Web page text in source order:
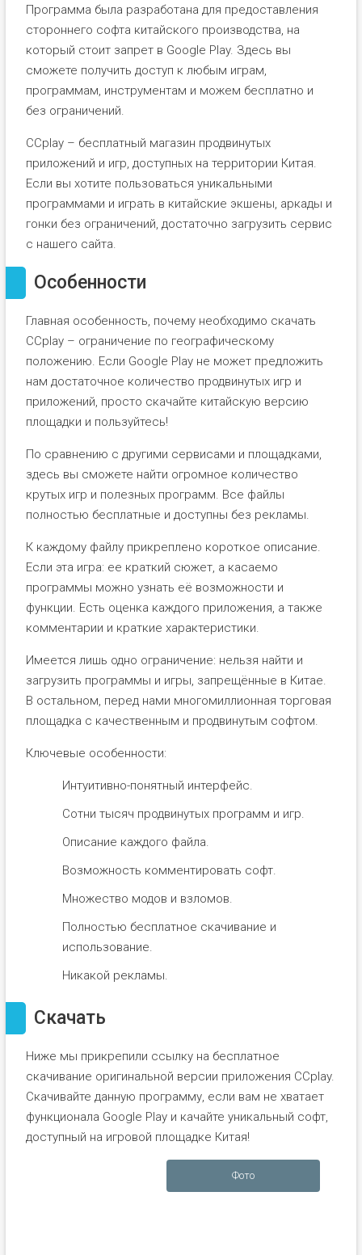
Программа была разработана для предоставления
стороннего софта китайского производства, на
который стоит запрет в Google Play. Здесь вы
сможете получить доступ к любым играм,
программам, инструментам и можем бесплатно и
без ограничений.
CCplay – бесплатный магазин продвинутых
приложений и игр, доступных на территории Китая.
Если вы хотите пользоваться уникальными
программами и играть в китайские экшены, аркады и
гонки без ограничений, достаточно загрузить сервис
с нашего сайта.
Особенности
Главная особенность, почему необходимо скачать
CCplay – ограничение по географическому
положению. Если Google Play не может предложить
нам достаточное количество продвинутых игр и
приложений, просто скачайте китайскую версию
площадки и пользуйтесь!
По сравнению с другими сервисами и площадками,
здесь вы сможете найти огромное количество
крутых игр и полезных программ. Все файлы
полностью бесплатные и доступны без рекламы.
К каждому файлу прикреплено короткое описание.
Если эта игра: ее краткий сюжет, а касаемо
программы можно узнать её возможности и
функции. Есть оценка каждого приложения, а также
комментарии и краткие характеристики.
Имеется лишь одно ограничение: нельзя найти и
загрузить программы и игры, запрещённые в Китае.
В остальном, перед нами многомиллионная торговая
площадка с качественным и продвинутым софтом.
Ключевые особенности:
Интуитивно-понятный интерфейс.
Сотни тысяч продвинутых программ и игр.
Описание каждого файла.
Возможность комментировать софт.
Множество модов и взломов.
Полностью бесплатное скачивание и
использование.
Никакой рекламы.
Скачать
Ниже мы прикрепили ссылку на бесплатное
скачивание оригинальной версии приложения CCplay.
Скачивайте данную программу, если вам не хватает
функционала Google Play и качайте уникальный софт,
доступный на игровой площадке Китая!
Фото